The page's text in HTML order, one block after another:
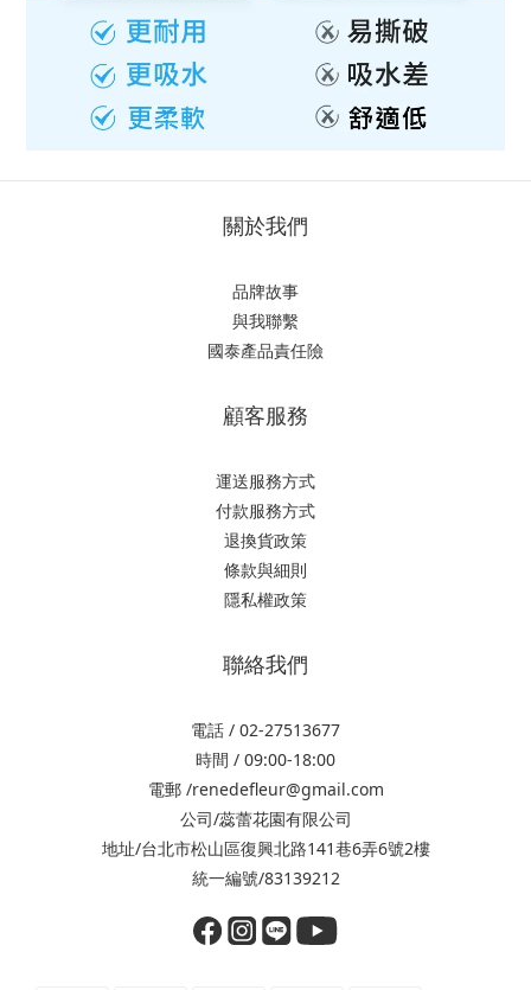
關於我們
品牌故事
與我聯繫
國泰產品責任險
顧客服務
運送服務方式
付款服務方式
退換貨政策
條款與細則
隱私權政策
聯絡我們
電話 / 02-27513677
時間 / 09:00-18:00
電郵 /renedefleur@gmail.com
公司/蕊蕾花園有限公司
地址/台北市松山區復興北路141巷6弄6號2樓
統一編號/83139212